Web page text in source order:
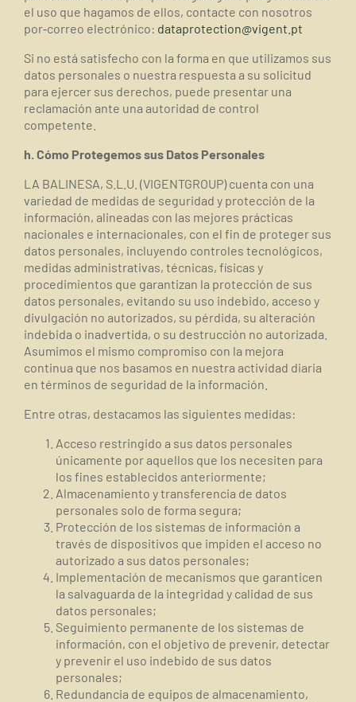
el uso que hagamos de ellos, contacte con nosotros
por‐correo electrónico: dataprotection@vigent.pt
Si no está satisfecho con la forma en que utilizamos sus
datos personales o nuestra respuesta a su solicitud
para ejercer sus derechos, puede presentar una
reclamación ante una autoridad de control
competente.
h. Cómo Protegemos sus Datos Personales
LA BALINESA, S.L.U. (VIGENTGROUP) cuenta con una
variedad de medidas de seguridad y protección de la
información, alineadas con las mejores prácticas
nacionales e internacionales, con el fin de proteger sus
datos personales, incluyendo controles tecnológicos,
medidas administrativas, técnicas, físicas y
procedimientos que garantizan la protección de sus
datos personales, evitando su uso indebido, acceso y
divulgación no autorizados, su pérdida, su alteración
indebida o inadvertida, o su destrucción no autorizada.
Asumimos el mismo compromiso con la mejora
continua que nos basamos en nuestra actividad diaria
en términos de seguridad de la información.
Entre otras, destacamos las siguientes medidas:
Acceso restringido a sus datos personales
únicamente por aquellos que los necesiten para
los fines establecidos anteriormente;
Almacenamiento y transferencia de datos
personales solo de forma segura;
Protección de los sistemas de información a
través de dispositivos que impiden el acceso no
autorizado a sus datos personales;
Implementación de mecanismos que garanticen
la salvaguarda de la integridad y calidad de sus
datos personales;
Seguimiento permanente de los sistemas de
información, con el objetivo de prevenir, detectar
y prevenir el uso indebido de sus datos
personales;
Redundancia de equipos de almacenamiento,